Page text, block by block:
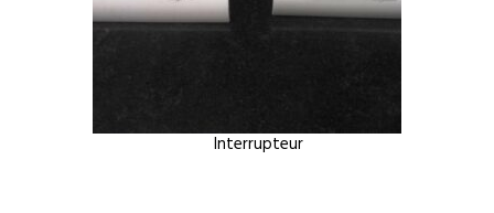
Interrupteur